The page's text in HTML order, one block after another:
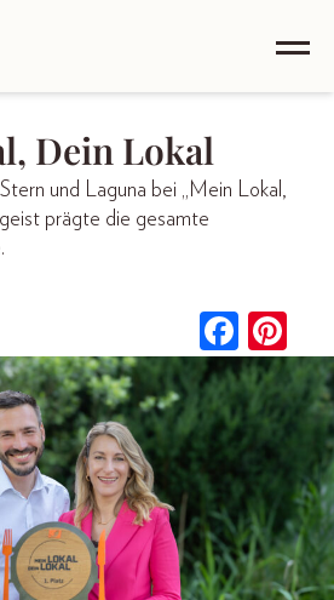
Dein Lokal
und Laguna bei „Mein Lokal,
prägte die gesamte